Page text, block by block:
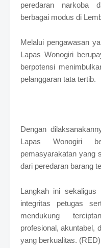
peredaran narkoba
berbagai modus di
Melalui pengawasan
Lapas Wonogiri
berpotensi
pelanggaran tata tertib.
Dengan
Lapas Wonogiri
pemasyarakatan yang
dari peredaran barang
Langkah ini sekaligus
integritas petugas
mendukung
profesional, akuntabel,
yang berkualitas.